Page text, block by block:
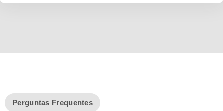
Perguntas Frequentes